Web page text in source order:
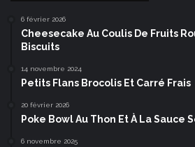
6 février 2026
Cheesecake Au Coulis De Fruits
Biscuits
14 novembre 2024
Petits Flans Brocolis Et Carré Frais
20 février 2026
Poke Bowl Au Thon Et À La Sauce
6 novembre 2025